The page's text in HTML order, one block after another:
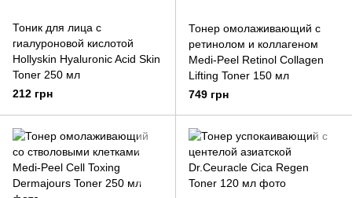
Тоник для лица с
гиалуроновой кислотой
Hollyskin Hyaluronic Acid Skin
Toner 250 мл
212 грн
Тонер омолаживающий с
ретинолом и коллагеном
Medi-Peel Retinol Collagen
Lifting Toner 150 мл
749 грн